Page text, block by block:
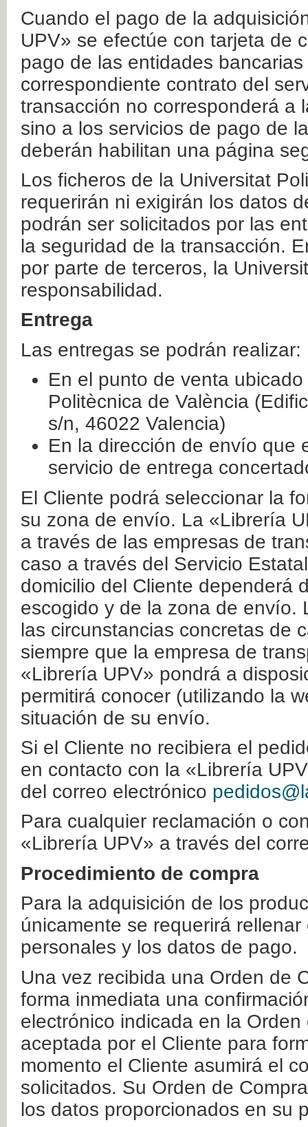
Cuando el pago de la
UPV» se efectúe con tarjeta de
pago de las entidades
correspondiente contrato del
transacción no corresponderá a
sino a los servicios de pago de
deberán habilitan una página
Los ficheros de la Universitat
requerirán ni exigirán los datos
podrán ser solicitados por las
la seguridad de la transacción.
por parte de terceros, la
responsabilidad.
Entrega
Las entregas se podrán realizar:
En el punto de venta
Politècnica de València
s/n, 46022 Valencia)
En la dirección de envío que
servicio de entrega
El Cliente podrá seleccionar la
su zona de envío. La «Librería
a través de las empresas de
caso a través del Servicio
domicilio del Cliente dependerá
escogido y de la zona de envío.
las circunstancias concretas de
siempre que la empresa de
«Librería UPV» pondrá a
permitirá conocer (utilizando la
situación de su envío.
Si el Cliente no recibiera el
en contacto con la «Librería
del correo electrónico
Para cualquier reclamación o
«Librería UPV» a través del
Procedimiento de compra
Para la adquisición de los
únicamente se requerirá
personales y los datos de pago.
Una vez recibida una Orden de
forma inmediata una
electrónico indicada en la
aceptada por el Cliente para
momento el Cliente asumirá el
solicitados. Su Orden de
los datos proporcionados en su